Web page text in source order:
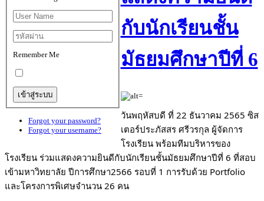
Remember Me
Forgot your password?
Forgot your username?
กับนักเรียนชั้น
มัธยมศึกษาปีที่ 6
วันพฤหัสบดี ที่ 22 ธันวาคม 2565 ซิส
เตอร์ประภัสสร ศรีวรกุล ผู้จัดการ
โรงเรียน พร้อมทีมบริหารของ
โรงเรียน ร่วมแสดงความยินดีกับนักเรียนชั้นมัธยมศึกษาปีที่ 6 ที่สอบ
เข้ามหาวิทยาลัย ปีการศึกษา2566 รอบที่ 1 การรับด้วย Portfolio
และโครงการพิเศษจำนวน 26 คน